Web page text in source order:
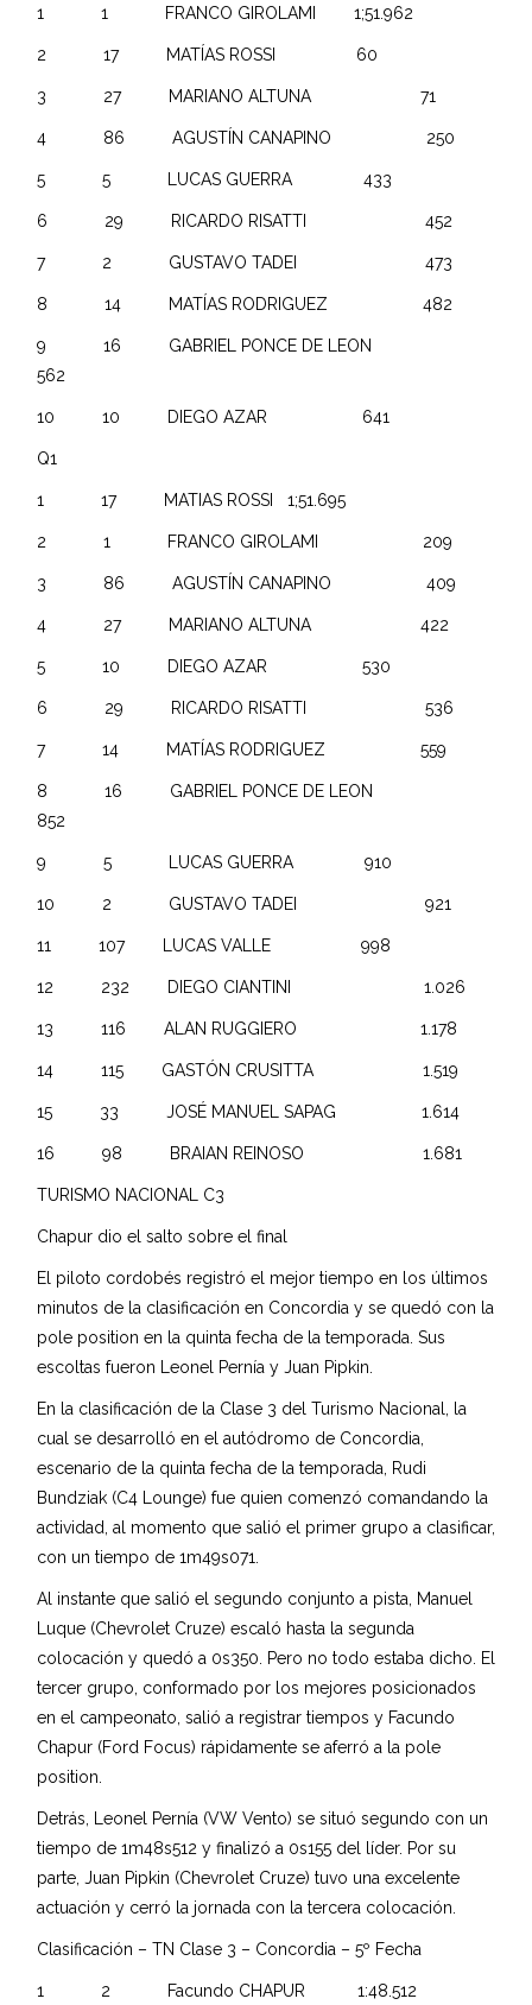
1 1 FRANCO GIROLAMI 1;51.962
2 17 MATÍAS ROSSI 60
3 27 MARIANO ALTUNA 71
4 86 AGUSTÍN CANAPINO 250
5 5 LUCAS GUERRA 433
6 29 RICARDO RISATTI 452
7 2 GUSTAVO TADEI 473
8 14 MATÍAS RODRIGUEZ 482
9 16 GABRIEL PONCE DE LEON
562
10 10 DIEGO AZAR 641
Q1
1 17 MATIAS ROSSI 1;51.695
2 1 FRANCO GIROLAMI 209
3 86 AGUSTÍN CANAPINO 409
4 27 MARIANO ALTUNA 422
5 10 DIEGO AZAR 530
6 29 RICARDO RISATTI 536
7 14 MATÍAS RODRIGUEZ 559
8 16 GABRIEL PONCE DE LEON
852
9 5 LUCAS GUERRA 910
10 2 GUSTAVO TADEI 921
11 107 LUCAS VALLE 998
12 232 DIEGO CIANTINI 1.026
13 116 ALAN RUGGIERO 1.178
14 115 GASTÓN CRUSITTA 1.519
15 33 JOSÉ MANUEL SAPAG 1.614
16 98 BRAIAN REINOSO 1.681
TURISMO NACIONAL C3
Chapur dio el salto sobre el final
El piloto cordobés registró el mejor tiempo en los últimos
minutos de la clasificación en Concordia y se quedó con la
pole position en la quinta fecha de la temporada. Sus
escoltas fueron Leonel Pernía y Juan Pipkin.
En la clasificación de la Clase 3 del Turismo Nacional, la
cual se desarrolló en el autódromo de Concordia,
escenario de la quinta fecha de la temporada, Rudi
Bundziak (C4 Lounge) fue quien comenzó comandando la
actividad, al momento que salió el primer grupo a clasificar,
con un tiempo de 1m49s071.
Al instante que salió el segundo conjunto a pista, Manuel
Luque (Chevrolet Cruze) escaló hasta la segunda
colocación y quedó a 0s350. Pero no todo estaba dicho. El
tercer grupo, conformado por los mejores posicionados
en el campeonato, salió a registrar tiempos y Facundo
Chapur (Ford Focus) rápidamente se aferró a la pole
position.
Detrás, Leonel Pernía (VW Vento) se situó segundo con un
tiempo de 1m48s512 y finalizó a 0s155 del líder. Por su
parte, Juan Pipkin (Chevrolet Cruze) tuvo una excelente
actuación y cerró la jornada con la tercera colocación.
Clasificación – TN Clase 3 – Concordia – 5º Fecha
1 2 Facundo CHAPUR 1:48.512